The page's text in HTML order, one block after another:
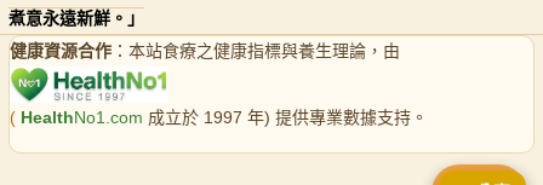
煮意永遠新鮮。」
健康資源合作 ：本站食療之健康指標與養生理論，由
( HealthNo1.com 成立於 1997 年) 提供專業數據支持。